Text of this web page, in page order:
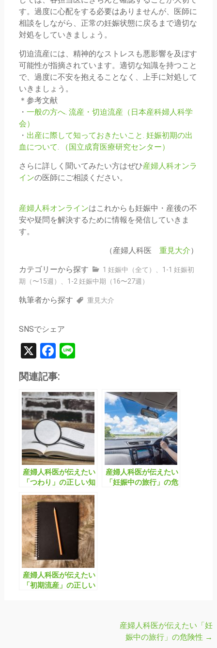
す。過度に心配をする必要はありませんが、医師に
相談をしながら、正常の妊娠状態に戻るまで適切な
対処をしていきましょう。
切迫流産には、精神的なストレスも悪影響を及ぼす
可能性が指摘されています。適切な知識を持つこと
で、過度に不安を抱えることなく、上手に対処して
いきましょう。
＊参考文献
・ 一般の方へ. 流産・切迫流産（日本産科婦人科学
会）
・ 出産に際して知っておきたいこと. 妊娠初期の出
血について. （国立成育医療研究センター）
さらに詳しく聞いてみたい方はぜひ産婦人科オンラ
インの医師にご相談ください。
産婦人科オンラインはこれからも妊娠中・産後の不
安や疑問を解決するために情報を発信していきま
す。
（産婦人科医重見大介）
カテゴリーから探す 1 妊娠中（全て） 、 1-1 妊娠初
期（〜15週）
、 1-2 妊娠中期（16〜27週）
執筆者から探す 重見大介
SNSでシェア
X Facebook
Line
関連記事:
産婦人科医が伝えたい
「つわり」の正しい知
産婦人科医が伝えたい
「妊娠中の旅行」の危
産婦人科医が伝えたい
「初期流産」の正しい
産婦人科医が伝えたい「妊
娠中の旅行」の危険性 →